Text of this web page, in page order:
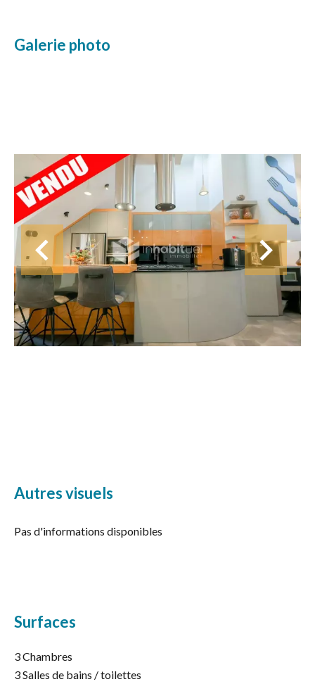
Galerie photo
Autres visuels
Pas d'informations disponibles
Surfaces
3 Chambres
3 Salles de bains / toilettes